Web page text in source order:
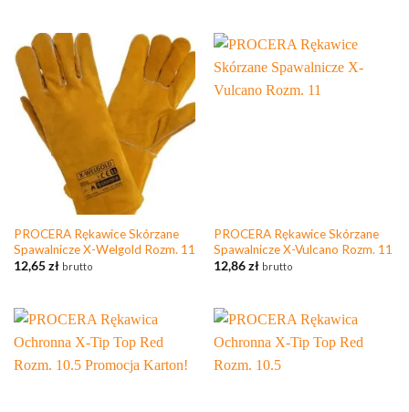
PROCERA Rękawice Skórzane
Spawalnicze X-Welgold Rozm. 11
12,65zł brutto
PROCERA Rękawice Skórzane
Spawalnicze X-Vulcano Rozm. 11
12,86zł brutto